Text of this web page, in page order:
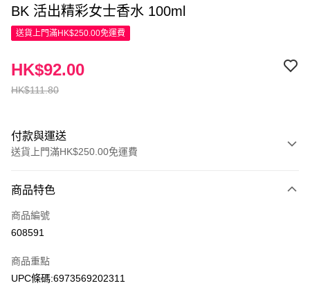
BK 活出精彩女士香水 100ml
送貨上門滿HK$250.00免運費
HK$111.80
HK$92.00
付款與運送
送貨上門滿HK$250.00免運費
信用卡
Apple Pay
WeChat Pay
商品特色
商品編號
608591
商品重點
UPC條碼:6973569202311